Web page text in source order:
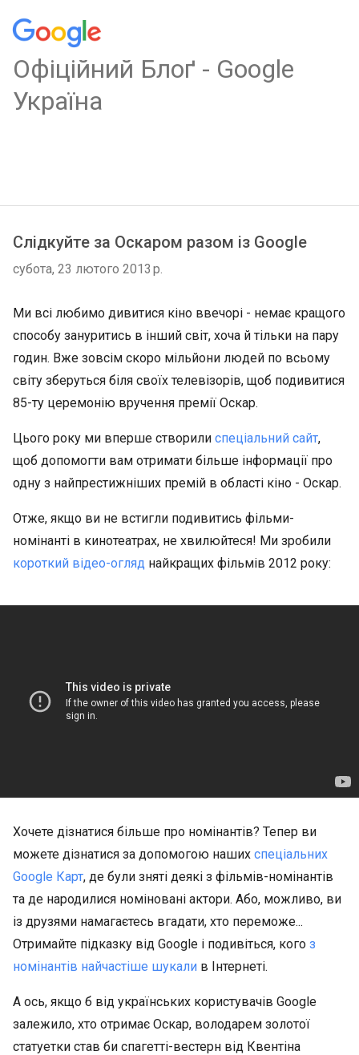
Oфіційний Блоґ - Google
Україна
Слідкуйте за Оскаром разом із Google
субота, 23 лютого 2013 р.
Ми всі любимо дивитися кіно ввечорі - немає кращого
способу зануритись в інший світ, хоча й тільки на пару
годин. Вже зовсім скоро мільйони людей по всьому
світу зберуться біля своїх телевізорів, щоб подивитися
85-ту церемонію вручення премії Оскар.
Цього року ми вперше створили спеціальний сайт,
щоб допомогти вам отримати більше інформації про
одну з найпрестижніших премій в області кіно - Оскар.
Отже, якщо ви не встигли подивитись фільми-
номінанті в кинотеатрах, не хвилюйтеся! Ми зробили
короткий відео-огляд найкращих фільмів 2012 року:
Хочете дізнатися більше про номінантів? Тепер ви
можете дізнатися за допомогою наших спеціальних
Google Карт, де були зняті деякі з фільмів-номінантів
та де народилися номіновані актори. Або, можливо, ви
із друзями намагаєтесь вгадати, хто переможе...
Отримайте підказку від Google і подивіться, кого з
номінантів найчастіше шукали в Інтернеті.
А ось, якщо б від українських користувачів Google
залежило, хто отримає Оскар, володарем золотої
статуетки став би спагетті-вестерн від Квентіна